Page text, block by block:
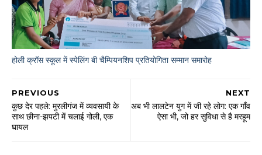
होली क्रॉस स्कूल में स्पेलिंग बी चैम्पियनशिप प्रतियोगिता सम्मान समारोह
NEXT
अब भी लालटेन युग में जी रहे लोग: एक गाँव
ऐसा भी, जो हर सुविधा से है मरहूम
PREVIOUS
कुछ देर पहले: मुरलीगंज में व्यवसायी के
साथ छीना-झपटी में चलाई गोली, एक
घायल